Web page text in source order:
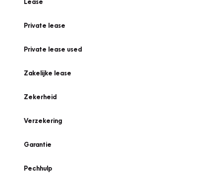
Private lease
Private lease used
Zakelijke lease
Zekerheid
Verzekering
Garantie
Pechhulp